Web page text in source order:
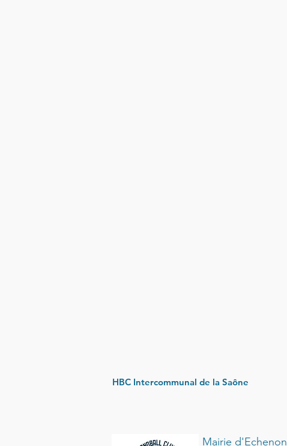
HBC Intercommunal de la Saône
Mairie d'Echenon